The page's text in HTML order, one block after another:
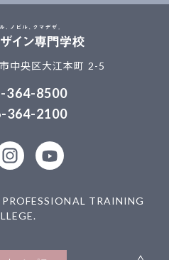
中央区大江本町 2-5
364-8500
364-2100
facebookページ
公式Instagramアカウント
TRAINING